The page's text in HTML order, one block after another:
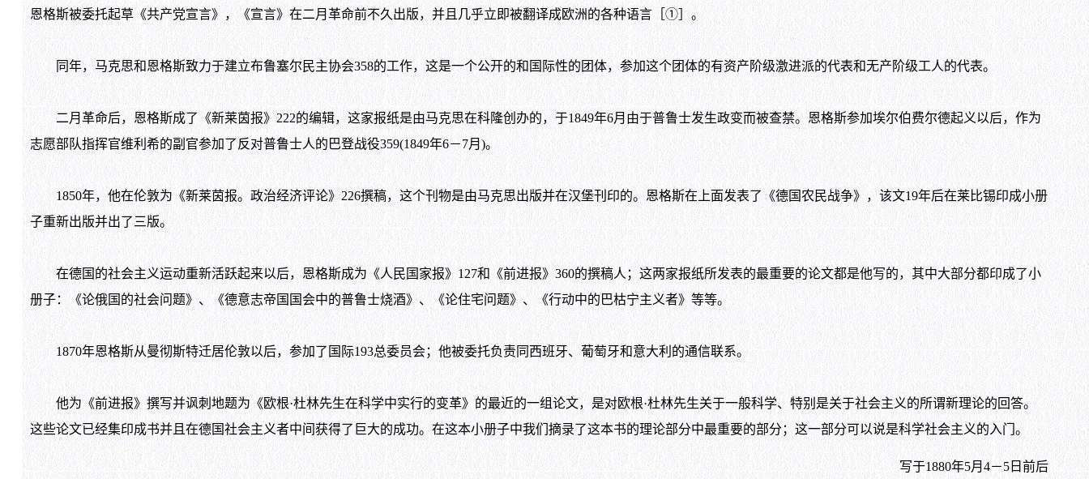
恩格斯被委托起草《共产党宣言》，《宣言》在二月革命前不久出版，并且几乎立即被翻译成欧洲的各种语言［①］。
同年，马克思和恩格斯致力于建立布鲁塞尔民主协会358的工作，这是一个公开的和国际性的团体，参加这个团体的有资产阶级激进派的代表和无产阶级工人的代表。
二月革命后，恩格斯成了《新莱茵报》 222的编辑，这家报纸是由马克思在科隆创办的，于1849年6月由于普鲁士发生政变而被查禁。恩格斯参加埃尔伯费尔德起义以后，作为
志愿部队指挥官维利希的副官参加了反对普鲁士人的巴登战役359(1849年6－7月 )。
1850年，他在伦敦为《新莱茵报。政治经济评论》 226撰稿，这个刊物是由马克思出版并在汉堡刊印的。恩格斯在上面发表了《德国农民战争》，该文19年后在莱比锡印成小册
子重新出版并出了三版。
在德国的社会主义运动重新活跃起来以后，恩格斯成为《人民国家报》 127和《前进报》 360的撰稿人；这两家报纸所发表的最重要的论文都是他写的，其中大部分都印成了小
册子：《论俄国的社会问题》、《德意志帝国国会中的普鲁士烧酒》、《论住宅问题》、《行动中的巴枯宁主义者》等等。
1870年恩格斯从曼彻斯特迁居伦敦以后，参加了国际193总委员会；他被委托负责同西班牙、葡萄牙和意大利的通信联系。
他为《前进报》撰写并讽刺地题为《欧根·杜林先生在科学中实行的变革》的最近的一组论文，是对欧根·杜林先生关于一般科学、特别是关于社会主义的所谓新理论的回答。
这些论文已经集印成书并且在德国社会主义者中间获得了巨大的成功。在这本小册子中我们摘录了这本书的理论部分中最重要的部分；这一部分可以说是科学社会主义的入门。
写于1880年5月 4－5 日前后